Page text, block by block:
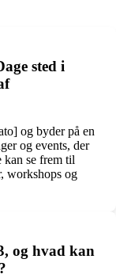
sted i
og byder på en
og events, der
kan se frem til
workshops og
og hvad kan